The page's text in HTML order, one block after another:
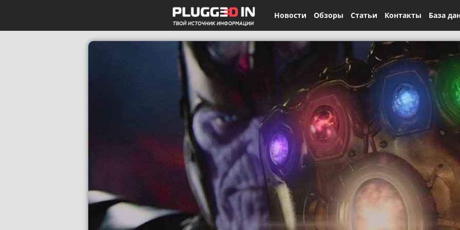
Новости Обзоры Статьи Контакты База